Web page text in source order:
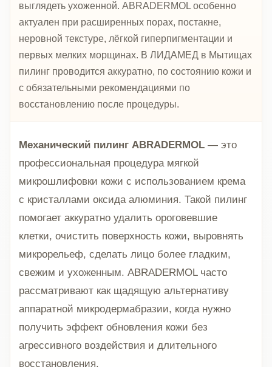
выглядеть ухоженной. ABRADERMOL особенно
актуален при расширенных порах, постакне,
неровной текстуре, лёгкой гиперпигментации и
первых мелких морщинах. В ЛИДАМЕД в Мытищах
пилинг проводится аккуратно, по состоянию кожи и
с обязательными рекомендациями по
восстановлению после процедуры.
Механический пилинг ABRADERMOL — это
профессиональная процедура мягкой
микрошлифовки кожи с использованием крема
с кристаллами оксида алюминия. Такой пилинг
помогает аккуратно удалить ороговевшие
клетки, очистить поверхность кожи, выровнять
микрорельеф, сделать лицо более гладким,
свежим и ухоженным. ABRADERMOL часто
рассматривают как щадящую альтернативу
аппаратной микродермабразии, когда нужно
получить эффект обновления кожи без
агрессивного воздействия и длительного
восстановления.